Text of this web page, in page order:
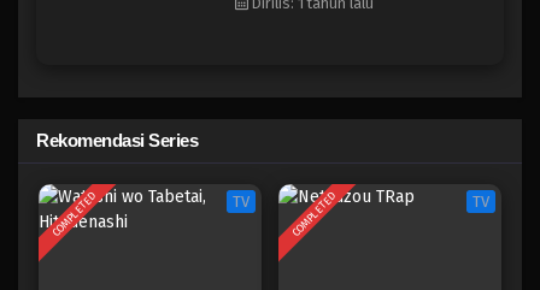
Eps 4 - Juli 7, 2025
Citrus
Rekomendasi Series
COMPLETED TV COMPLETED TV